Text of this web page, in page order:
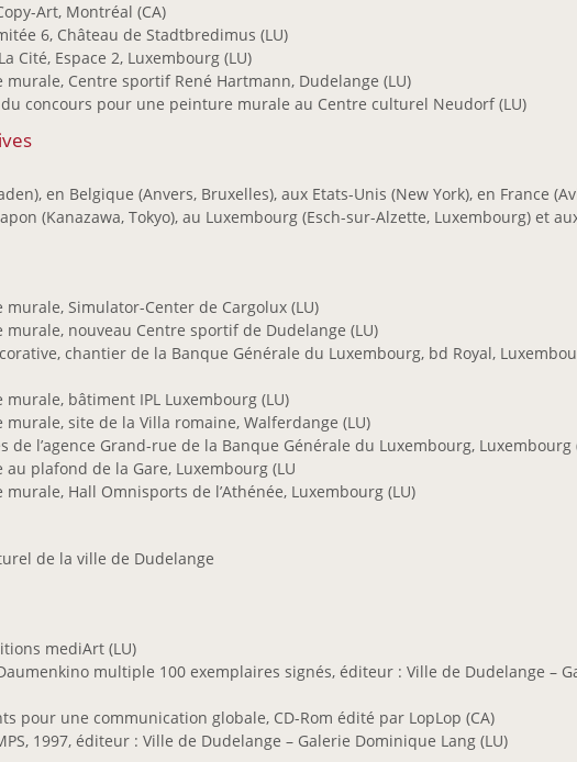
Art, Montréal (CA)
6, Château de Stadtbredimus (LU)
Cité, Espace 2, Luxembourg (LU)
murale, Centre sportif René Hartmann, Dudelange (LU)
concours pour une peinture murale au Centre culturel Neudorf (LU)
en Belgique (Anvers, Bruxelles), aux Etats-Unis (New York), en France
(Kanazawa, Tokyo), au Luxembourg (Esch-sur-Alzette, Luxembourg) et
murale, Simulator-Center de Cargolux (LU)
murale, nouveau Centre sportif de Dudelange (LU)
chantier de la Banque Générale du Luxembourg, bd Royal,
murale, bâtiment IPL Luxembourg (LU)
murale, site de la Villa romaine, Walferdange (LU)
de l’agence Grand-rue de la Banque Générale du Luxembourg, Luxembourg
au plafond de la Gare, Luxembourg (LU
murale, Hall Omnisports de l’Athénée, Luxembourg (LU)
de la ville de Dudelange
mediArt (LU)
multiple 100 exemplaires signés, éditeur : Ville de Dudelange –
pour une communication globale, CD-Rom édité par LopLop (CA)
1997, éditeur : Ville de Dudelange – Galerie Dominique Lang (LU)